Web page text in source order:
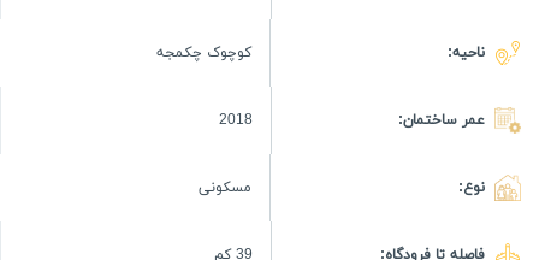
ناحیه: کوچوک چکمجه
عمر ساختمان: 2018
نوع: مسکونی